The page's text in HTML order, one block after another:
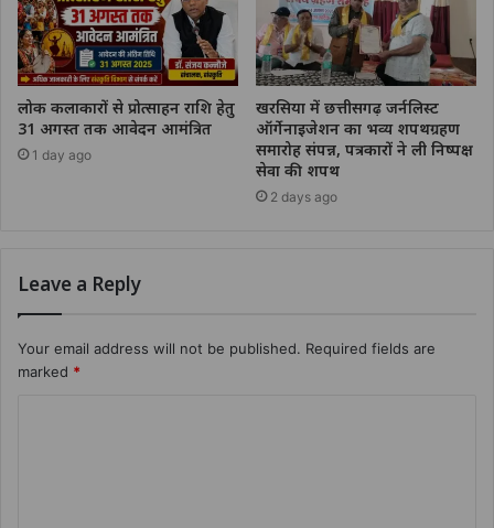
लोक कलाकारों से प्रोत्साहन राशि हेतु
31 अगस्त तक आवेदन आमंत्रित
1 day ago
खरसिया में छत्तीसगढ़ जर्नलिस्ट
ऑर्गेनाइजेशन का भव्य शपथग्रहण
समारोह संपन्न, पत्रकारों ने ली निष्पक्ष
सेवा की शपथ
2 days ago
Leave a Reply
Your email address will not be published. Required fields are
marked *